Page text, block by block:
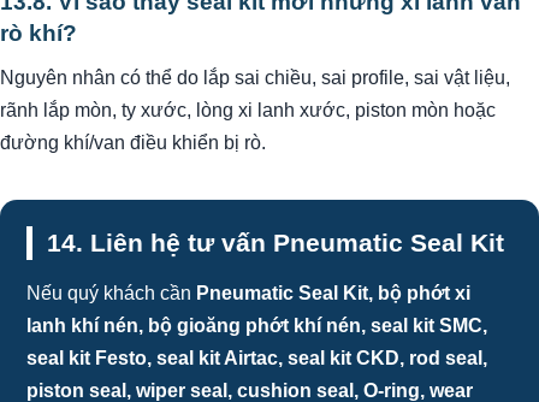
rò khí?
Nguyên nhân có thể do lắp sai chiều, sai profile, sai vật liệu,
rãnh lắp mòn, ty xước, lòng xi lanh xước, piston mòn hoặc
đường khí/van điều khiển bị rò.
14. Liên hệ tư vấn Pneumatic Seal Kit
Nếu quý khách cần Pneumatic Seal Kit, bộ phớt xi
lanh khí nén, bộ gioăng phớt khí nén, seal kit SMC,
seal kit Festo, seal kit Airtac, seal kit CKD, rod seal,
piston seal, wiper seal, cushion seal, O-ring, wear